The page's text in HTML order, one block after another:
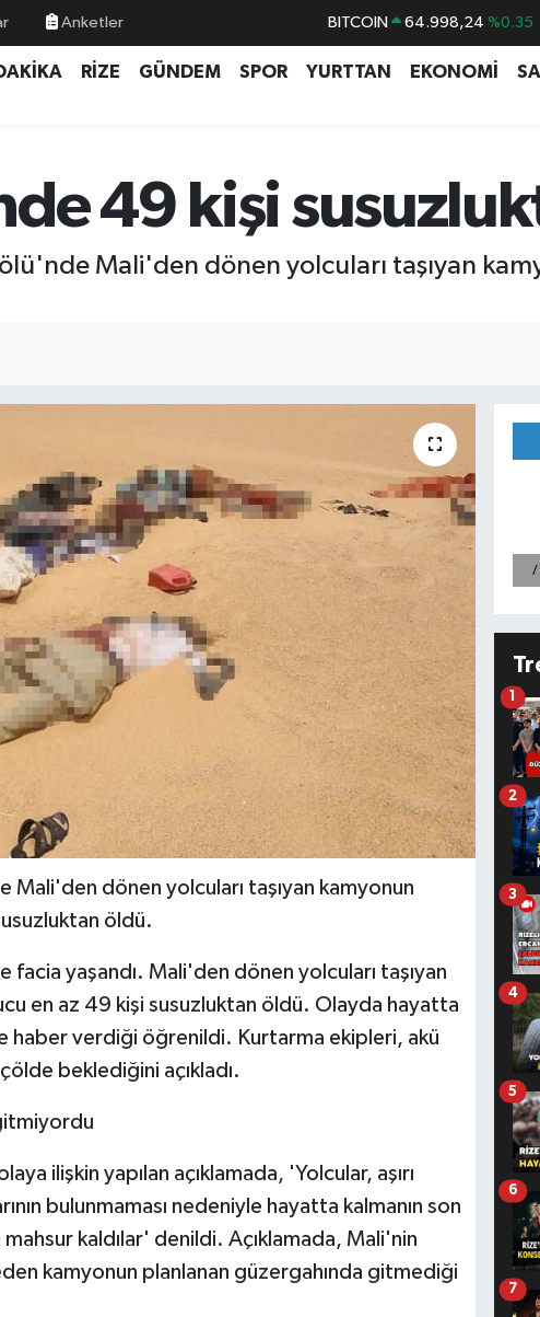
Anketler BITCOIN 64.998,24 %0.35
DOLAR 47,7436 %0.18
6660.55 %0.03
BİST100 13.779 %-14
RİZE GÜNDEM SPOR YURTTAN EKONOMİ
49 kişi
Mali'den dönen yolcuları taşıyan
Mali'den dönen yolcuları taşıyan kamyonun
öldü.
yaşandı. Mali'den dönen yolcuları taşıyan
en az 49 kişi susuzluktan öldü. Olayda hayatta
haber verdiği öğrenildi. Kurtarma ekipleri, akü
beklediğini açıkladı.
ilişkin yapılan açıklamada, 'Yolcular, aşırı
bulunmaması nedeniyle hayatta kalmanın son
kaldılar' denildi. Açıklamada, Mali'nin
kamyonun planlanan güzergahında gitmediği
1
2
3
4
5
6
7